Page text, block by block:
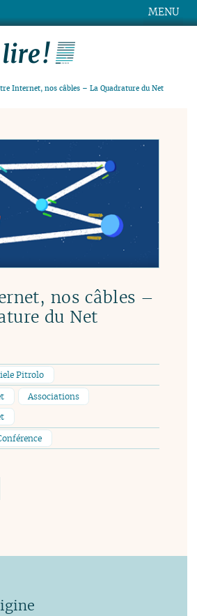
MENU
Internet, nos câbles – La Quadrature du Net
nos câbles –
du Net
Pitrolo
Associations